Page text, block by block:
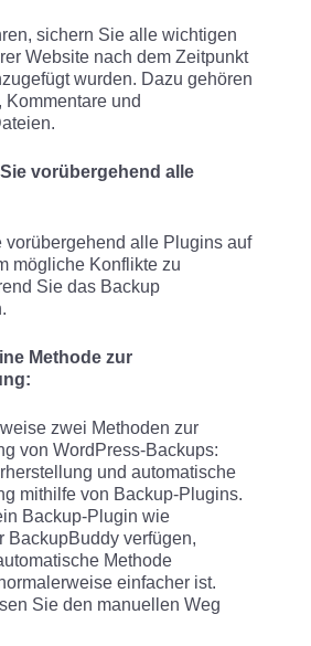
sichern Sie alle wichtigen
Website nach dem Zeitpunkt
wurden. Dazu gehören
Kommentare und
vorübergehend alle
vorübergehend alle Plugins auf
mögliche Konflikte zu
Sie das Backup
Methode zur
zwei Methoden zur
von WordPress-Backups:
und automatische
mithilfe von Backup-Plugins.
Backup-Plugin wie
BackupBuddy verfügen,
Methode
einfacher ist.
Sie den manuellen Weg